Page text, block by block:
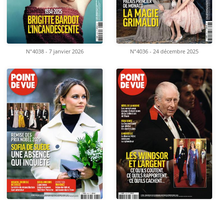
N°4038 - 7 janvier 2026 N°4036 - 24 décembre 2025